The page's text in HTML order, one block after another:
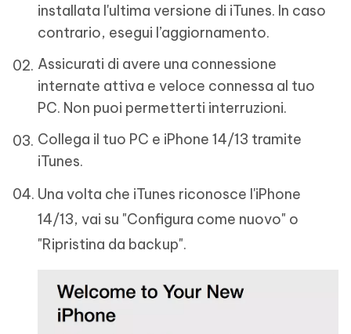
installata l'ultima versione di iTunes. In caso
contrario, esegui l’aggiornamento.
Assicurati di avere una connessione
internate attiva e veloce connessa al tuo
PC. Non puoi permetterti interruzioni.
Collega il tuo PC e iPhone 14/13 tramite
iTunes.
Una volta che iTunes riconosce l'iPhone
14/13, vai su "Configura come nuovo" o
"Ripristina da backup".